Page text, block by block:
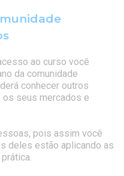
ao curso você
da comunidade
conhecer outros
seus mercados e
pois assim você
deles estão aplicando as